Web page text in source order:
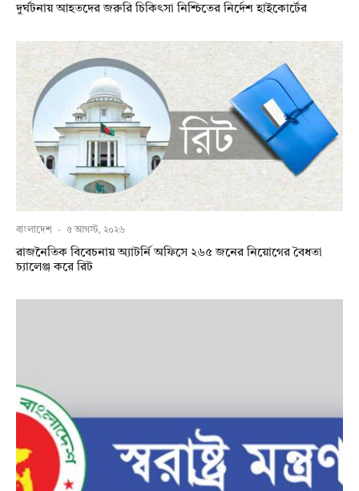
দুর্ঘটনায় আহতদের জরুরি চিকিৎসা নিশ্চিতের নির্দেশ হাইকোর্টের
বাংলাদেশ · ৫ আগস্ট, ২০২৬
রাজনৈতিক বিবেচনায় অ‍্যাটর্নি অফিসে ২৬৫ জনের নিয়োগের বৈধতা
চ্যালেঞ্জ করে রিট